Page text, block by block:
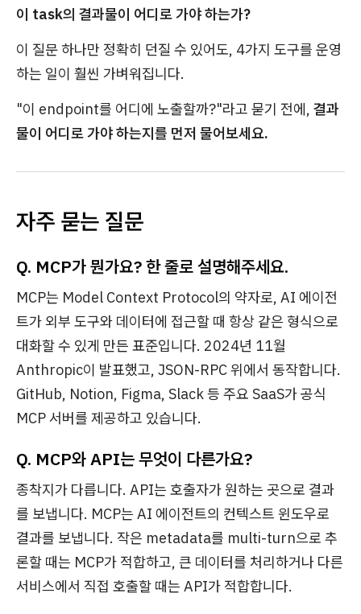
이 task의 결과물이 어디로 가야 하는가?
이 질문 하나만 정확히 던질 수 있어도, 4가지 도구를 운영
하는 일이 훨씬 가벼워집니다.
"이 endpoint를 어디에 노출할까?"라고 묻기 전에, 결과
물이 어디로 가야 하는지를 먼저 물어보세요.
자주 묻는 질문
Q. MCP가 뭔가요? 한 줄로 설명해주세요.
MCP는 Model Context Protocol의 약자로, AI 에이전
트가 외부 도구와 데이터에 접근할 때 항상 같은 형식으로
대화할 수 있게 만든 표준입니다. 2024년 11월
Anthropic이 발표했고, JSON-RPC 위에서 동작합니다.
GitHub, Notion, Figma, Slack 등 주요 SaaS가 공식
MCP 서버를 제공하고 있습니다.
Q. MCP와 API는 무엇이 다른가요?
종착지가 다릅니다. API는 호출자가 원하는 곳으로 결과
를 보냅니다. MCP는 AI 에이전트의 컨텍스트 윈도우로
결과를 보냅니다. 작은 metadata를 multi-turn으로 추
론할 때는 MCP가 적합하고, 큰 데이터를 처리하거나 다른
서비스에서 직접 호출할 때는 API가 적합합니다.